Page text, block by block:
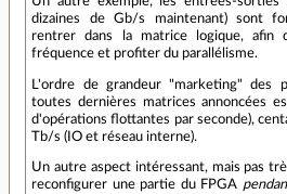
dizaines de Gb/s maintenant) sont
rentrer dans la matrice logique, afin
fréquence et profiter du parallélisme.
L'ordre de grandeur "marketing" des
toutes dernières matrices annoncées
d'opérations flottantes par seconde),
Tb/s (IO et réseau interne).
Un autre aspect intéressant, mais pas
reconfigurer une partie du FPGA